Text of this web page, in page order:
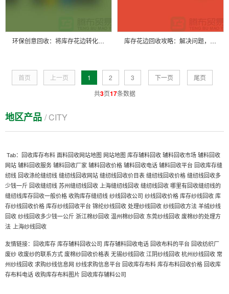
环保创意回收：将库存花边转化为绿色财富 库存花边回收攻略：解决问题，赚取利润
首页 上一页 1 2 3 下一页
尾页
共3页17条数据
地区产品 / CITY
Tab： 回收库存布料 面料回收网站地图 网站地图 库存辅料回收 辅料回收市场 辅料回收
网站 辅料回收服务 辅料回收厂家 辅料回收价格 辅料回收电话 辅料回收平台 回收库存缝
纫线 回收涤纶缝纫线 缝纫线回收网站 缝纫线回收价目表 缝纫线回收价格 缝纫线回收多
少钱一斤 回收缝纫线 苏州缝纫线回收 上海缝纫线回收 缝纫线回收 哪里有回收缝纫线的
缝纫线库存回收一般价格 收购库存缝纫线 纱线回收公司 纱线回收价格 库存纱线回收 库
存纱线回收价格 库存纱线回收平台 锦纶纱线回收 处理纱线回收 纱线回收方法 羊绒纱线
回收 纱线回收多少钱一公斤 浙江棉纱回收 温州棉纱回收 东莞纱线回收 废棉纱的处理方
法 上海纱线回收
友情链接： 回收库存库存辅料回收公司 库存辅料回收电话 回收布料的平台 回收纺织厂
废纱 收废纱的联系方式 废棉纱回收价格表 无锡纱线回收 江阴纱线回收 杭州纱线回收 常
州纱线回收 求购纱线信息网 纱线求购信息平台 回收库存布料 库存布料回收价格 回收库
存布料电话 收购库存布料图片 回收库存辅料公司